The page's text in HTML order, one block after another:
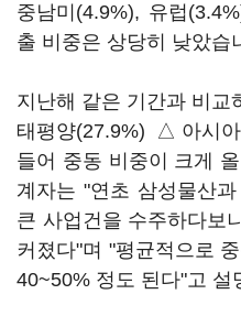
중남미(4.9%), 유럽
출 비중은 상당히 낮았습
지난해 같은 기간과 비
태평양(27.9%) △아시
들어 중동 비중이 크게
계자는 "연초 삼성물산
큰 사업건을 수주하다보
커졌다"며 "평균적으로
40~50% 정도 된다"고 설